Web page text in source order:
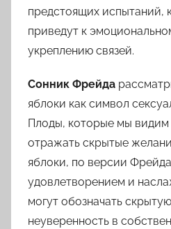
предстоящих испытаний,
приведут к
укреплению связей.
Сонник Фрейда
яблоки как символ
Плоды, которые мы видим
отражать скрытые
яблоки, по версии
удовлетворением и
могут обозначать
неуверенность в